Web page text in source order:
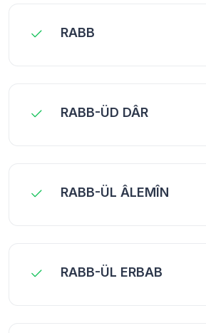
RABB
RABB-ÜD DÂR
RABB-ÜL ÂLEMÎN
RABB-ÜL ERBAB